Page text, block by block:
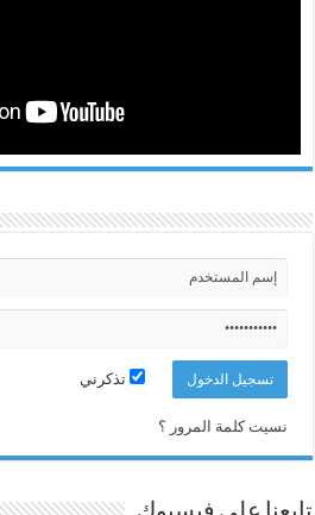
تذكرني
نسيت كلمة المرور ؟